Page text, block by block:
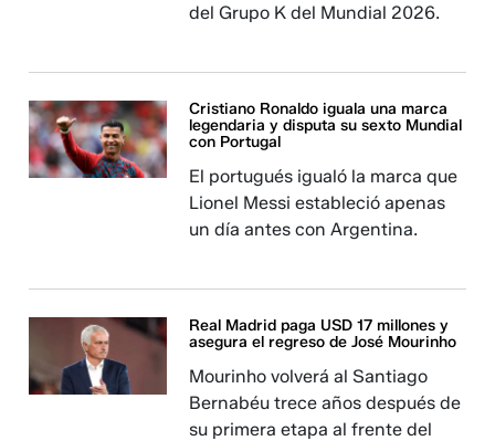
del Grupo K del Mundial 2026.
Cristiano Ronaldo iguala una marca
legendaria y disputa su sexto Mundial
con Portugal
El portugués igualó la marca que
Lionel Messi estableció apenas
un día antes con Argentina.
Real Madrid paga USD 17 millones y
asegura el regreso de José Mourinho
Mourinho volverá al Santiago
Bernabéu trece años después de
su primera etapa al frente del